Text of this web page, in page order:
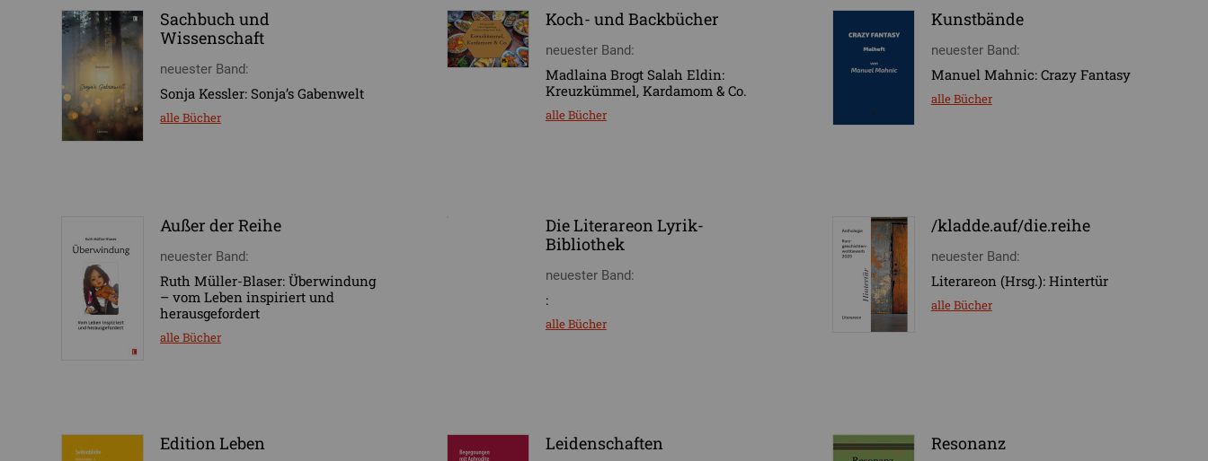
Sachbuch und
Wissenschaft
neuester Band:
Sonja Kessler: Sonja’s Gabenwelt
alle Bücher
Koch- und Backbücher
neuester Band:
Madlaina Brogt Salah Eldin:
Kreuzkümmel, Kardamom & Co.
alle Bücher
Kunstbände
neuester Band:
Manuel Mahnic: Crazy Fantasy
alle Bücher
Außer der Reihe
neuester Band:
Ruth Müller-Blaser: Überwindung
– vom Leben inspiriert und
herausgefordert
alle Bücher
Die Literareon Lyrik-
Bibliothek
neuester Band:
:
alle Bücher
/kladde.auf/die.reihe
neuester Band:
Literareon (Hrsg.): Hintertür
alle Bücher
Edition Leben Leidenschaften Resonanz